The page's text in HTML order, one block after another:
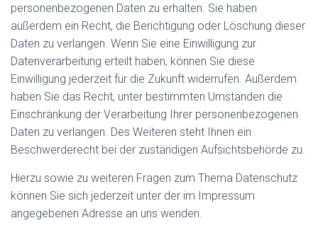
personenbezogenen Daten zu erhalten. Sie haben
außerdem ein Recht, die Berichtigung oder Löschung dieser
Daten zu verlangen. Wenn Sie eine Einwilligung zur
Datenverarbeitung erteilt haben, können Sie diese
Einwilligung jederzeit für die Zukunft widerrufen. Außerdem
haben Sie das Recht, unter bestimmten Umständen die
Einschränkung der Verarbeitung Ihrer personenbezogenen
Daten zu verlangen. Des Weiteren steht Ihnen ein
Beschwerderecht bei der zuständigen Aufsichtsbehörde zu.
Hierzu sowie zu weiteren Fragen zum Thema Datenschutz
können Sie sich jederzeit unter der im Impressum
angegebenen Adresse an uns wenden.